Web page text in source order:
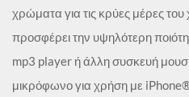
χρώματα για τις κρύες μέρες
προσφέρει την υψηλότερη
mp3 player ή άλλη συσκευή
μικρόφωνο για χρήση με